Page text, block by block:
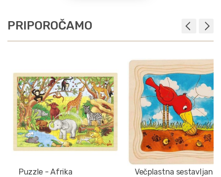
PRIPOROČAMO
Puzzle - Afrika
Večplastna